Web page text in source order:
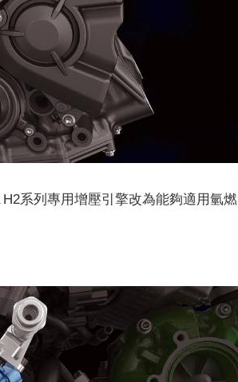
系列專用增壓引擎改為能夠適用氫燃